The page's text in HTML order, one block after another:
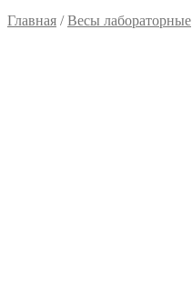
Главная /Весы лабораторные